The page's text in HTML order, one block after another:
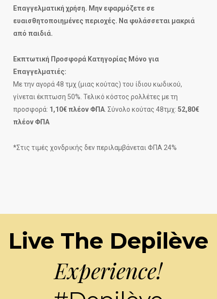
Επαγγελματική χρήση. Μην εφαρμόζετε σε
ευαισθητοποιημένες περιοχές. Να φυλάσσεται μακριά
από παιδιά.
Εκπτωτική Προσφορά Κατηγορίας Μόνο για
Επαγγελματιές:
Με την αγορά 48 τμχ (μιας κούτας) του ίδιου κωδικού,
γίνεται έκπτωση 50%. Τελικό κόστος ρολλέτες με τη
προσφορά: 1,10€ πλέον ΦΠΑ. Σύνολο κούτας 48τμχ: 52,80€
πλέον ΦΠΑ
*Στις τιμές χονδρικής δεν περιλαμβάνεται ΦΠΑ 24%
Live The Depilève
Experience!